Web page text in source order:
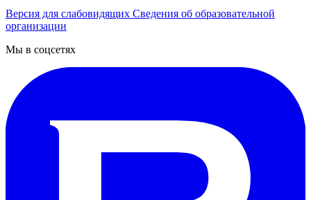
Версия для слабовидящих Сведения об образовательной
организации
Мы в соцсетях